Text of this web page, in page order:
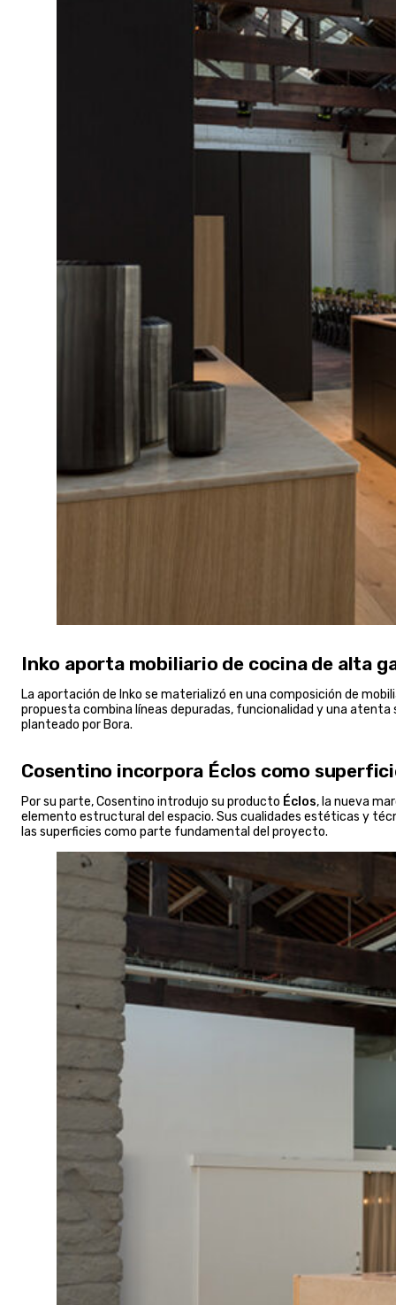
Inko aporta mobiliario de cocina de alta
La aportación de Inko se materializó en una composición de
propuesta combina líneas depuradas, funcionalidad y una
planteado por Bora.
Cosentino incorpora Éclos como
Por su parte, Cosentino introdujo su producto Éclos, la nueva
elemento estructural del espacio. Sus cualidades estéticas y
las superficies como parte fundamental del proyecto.